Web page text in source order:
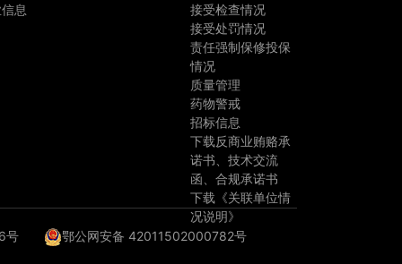
息
接受检查情况
接受处罚情况
责任强制保修投保
情况
质量管理
药物警戒
招标信息
下载反商业贿赂承
诺书、技术交流
函、合规承诺书
下载《关联单位情
况说明》
号
鄂公网安备 42011502000782号